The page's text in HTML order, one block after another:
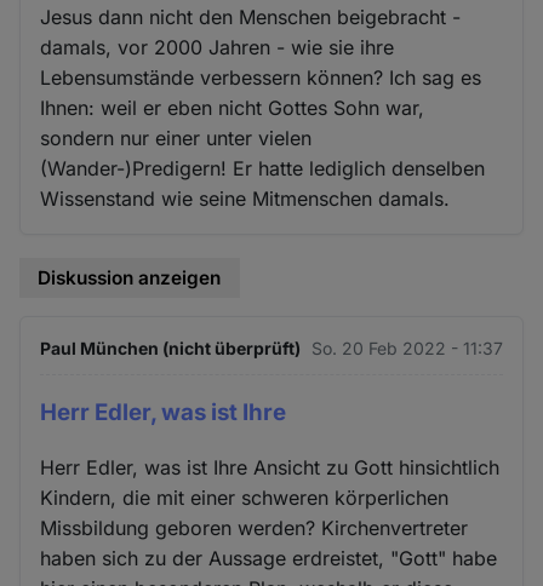
Jesus dann nicht den Menschen beigebracht -
damals, vor 2000 Jahren - wie sie ihre
Lebensumstände verbessern können? Ich sag es
Ihnen: weil er eben nicht Gottes Sohn war,
sondern nur einer unter vielen
(Wander-)Predigern! Er hatte lediglich denselben
Wissenstand wie seine Mitmenschen damals.
Diskussion anzeigen
Paul München (nicht überprüft) So. 20 Feb 2022 - 11:37
Herr Edler, was ist Ihre
Herr Edler, was ist Ihre Ansicht zu Gott hinsichtlich
Kindern, die mit einer schweren körperlichen
Missbildung geboren werden? Kirchenvertreter
haben sich zu der Aussage erdreistet, "Gott" habe